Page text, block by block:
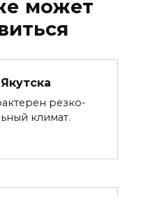
может
резко-
климат.